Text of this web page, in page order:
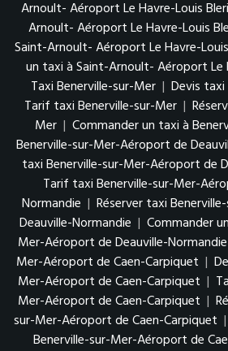
Arnoult- Aéroport Le Havre-Louis
Arnoult- Aéroport Le Havre-Louis
Saint-Arnoult- Aéroport Le Havre-
un taxi à Saint-Arnoult- Aéroport Le
Taxi Benerville-sur-Mer | Devis
Tarif taxi Benerville-sur-Mer |
Mer | Commander un taxi à
Benerville-sur-Mer-Aéroport de
taxi Benerville-sur-Mer-Aéroport de
Tarif taxi Benerville-sur-Mer-
Normandie | Réserver taxi
Deauville-Normandie | Commander
Mer-Aéroport de Deauville-Normandie
Mer-Aéroport de Caen-Carpiquet |
Mer-Aéroport de Caen-Carpiquet |
Mer-Aéroport de Caen-Carpiquet |
sur-Mer-Aéroport de Caen-Carpiquet |
Benerville-sur-Mer-Aéroport de